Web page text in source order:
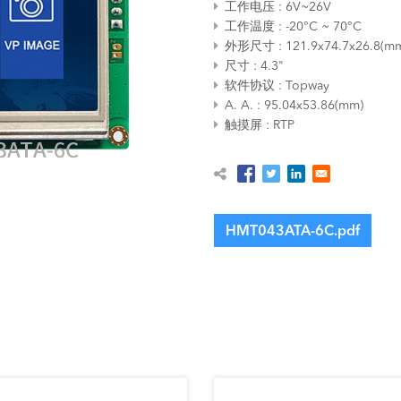
工作电压
6V~26V
工作温度
-20°C ~ 70°C
外形尺寸
尺寸
4.3"
软件协议
Topway
A. A.
95.04x53.86(mm)
触摸屏
RTP
HMT043ATA-6C.pdf